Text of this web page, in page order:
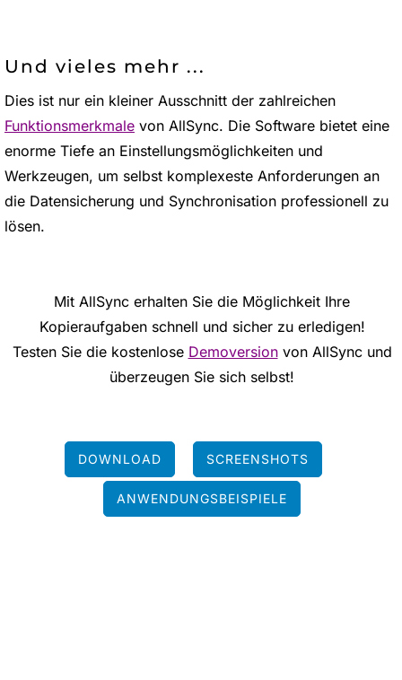
Und vieles mehr ...
Dies ist nur ein kleiner Ausschnitt der zahlreichen
Funktionsmerkmale von AllSync. Die Software bietet eine
enorme Tiefe an Einstellungsmöglichkeiten und
Werkzeugen, um selbst komplexeste Anforderungen an
die Datensicherung und Synchronisation professionell zu
lösen.
Mit AllSync erhalten Sie die Möglichkeit Ihre
Kopieraufgaben schnell und sicher zu erledigen!
Testen Sie die kostenlose Demoversionvon AllSync und
überzeugen Sie sich selbst!
DOWNLOAD SCREENSHOTS
ANWENDUNGSBEISPIELE